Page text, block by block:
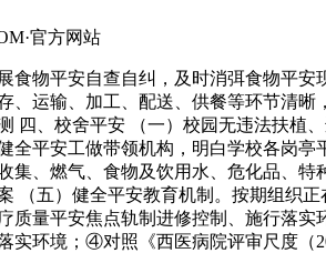
官方网站
物平安自查自纠，及时消弭食物平安
、运输、加工、配送、供餐等环节清
四、校舍平安 （一）校园无违法扶植
全平安工做带领机构，明白学校各岗
集、燃气、食物及饮用水、危化品、
（五）健全平安教育机制。按期组织
质量平安焦点轨制进修控制、施行落
实环境；④对照《西医病院评审尺度（